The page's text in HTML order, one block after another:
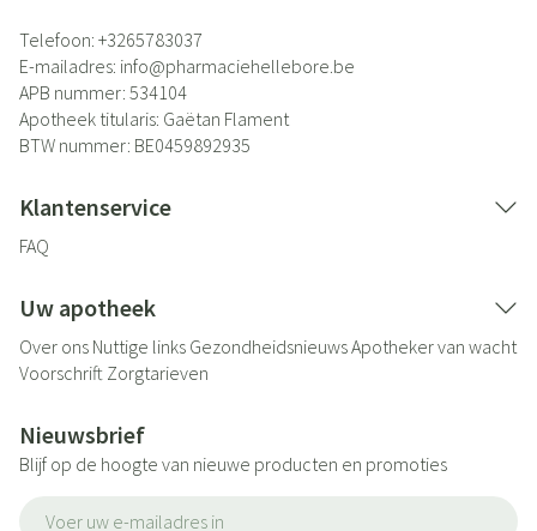
Telefoon: +3265783037
E-mailadres: info@pharmaciehellebore.be
APB nummer: 534104
Apotheek titularis: Gaëtan Flament
BTW nummer: BE0459892935
Klantenservice
FAQ
Uw apotheek
Over ons Nuttige links GezondheidsnieuwsApotheker van wacht
Voorschrift Zorgtarieven
Nieuwsbrief
Blijf op de hoogte van nieuwe producten en promoties